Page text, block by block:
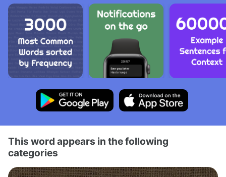
This word appears in the following
categories